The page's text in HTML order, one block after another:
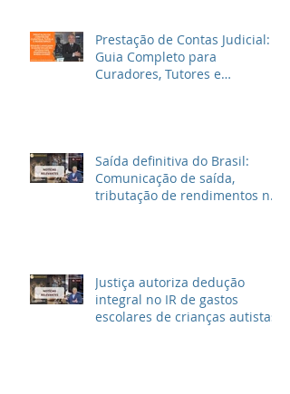
Prestação de Contas Judicial:
Guia Completo para
Curadores, Tutores e
Saída definitiva do Brasil:
Comunicação de saída,
tributação de rendimentos no
Justiça autoriza dedução
integral no IR de gastos
escolares de crianças autistas